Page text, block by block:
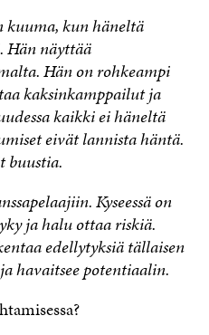
kuuma, kun häneltä
Hän näyttää
Hän on rohkeampi
kaksinkamppailut ja
kaikki ei häneltä
eivät lannista häntä.
buustia.
Kyseessä on
ja halu ottaa riskiä.
edellytyksiä tällaisen
havaitsee potentiaalin.